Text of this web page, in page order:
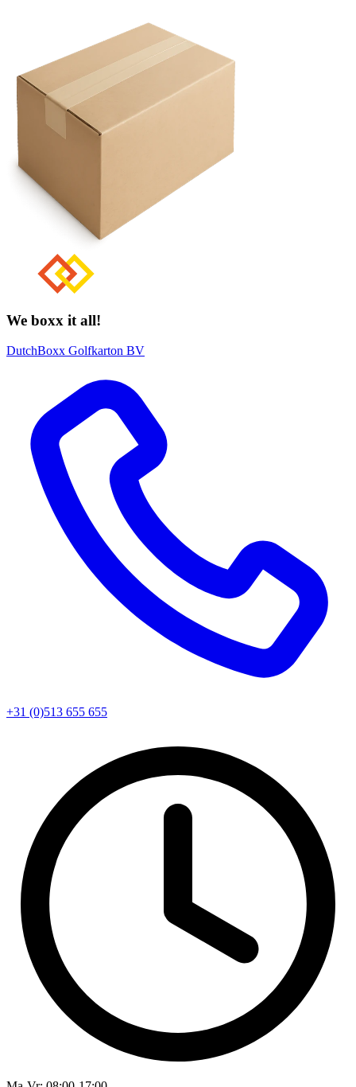
We boxx it all!
DutchBoxx Golfkarton BV
+31 (0)513 655 655